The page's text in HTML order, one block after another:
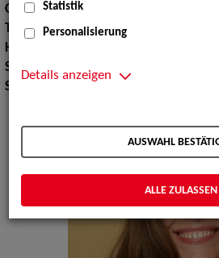
Oberweite:83
Taille:
62
Hüfte:
Schuhgröße:
40
Specials:
Statistik
Personalisierung
Details anzeigen
AUSWAHL
ALLE ZULASSEN